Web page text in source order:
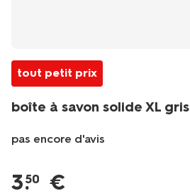
tout petit prix
boîte à savon solide XL gris
pas encore d'avis
fr/bain-
toilette/accessoires-
3.
50 €